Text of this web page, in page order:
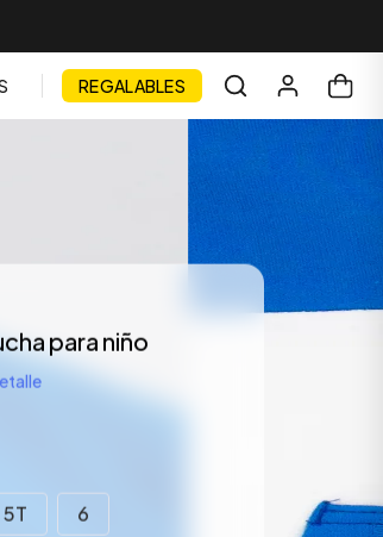
REGALABLES
para niño
5T 6